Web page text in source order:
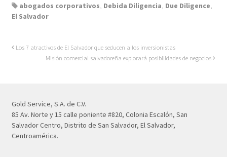
abogados corporativos, Debida Diligencia, Due Diligence,
El Salvador
Los 7 atractivos de El Salvador que seducen a los inversionistas
Misión comercial salvadoreña explorará posibilidades de negocios
Gold Service, S.A. de C.V.
85 Av. Norte y 15 calle poniente #820, Colonia Escalón, San
Salvador Centro, Distrito de San Salvador, El Salvador,
Centroamérica.